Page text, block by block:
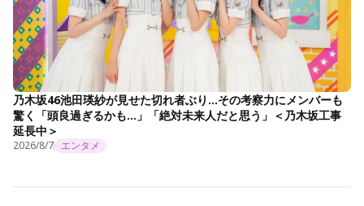
乃木坂46池田瑛紗が見せた切れ者ぶり…その考察力にメンバーも
驚く「頭良過ぎるかも…」「絶対未来人だと思う」＜乃木坂工事
延長中＞
2026/8/7 エンタメ